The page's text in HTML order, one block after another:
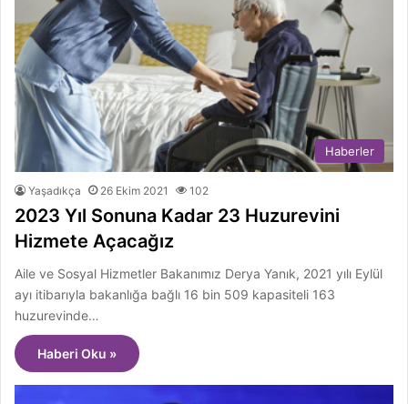
Haberler
Yaşadıkça 26 Ekim 2021 102
2023 Yıl Sonuna Kadar 23 Huzurevini
Hizmete Açacağız
Aile ve Sosyal Hizmetler Bakanımız Derya Yanık, 2021 yılı Eylül
ayı itibarıyla bakanlığa bağlı 16 bin 509 kapasiteli 163
huzurevinde…
Haberi Oku »